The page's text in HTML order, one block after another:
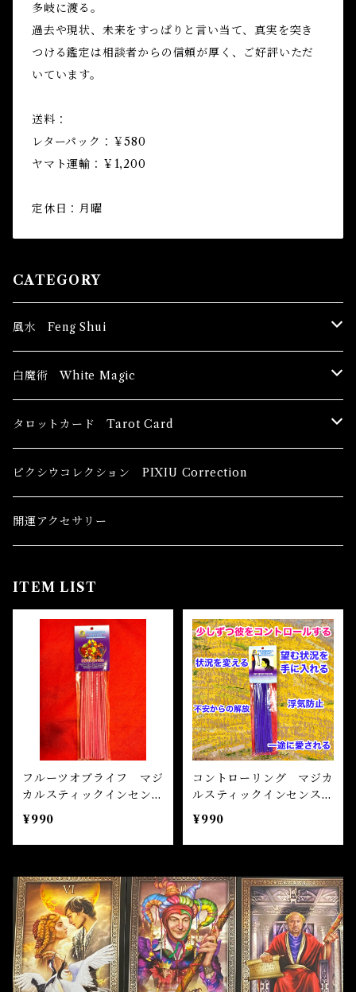
多岐に渡る。
過去や現状、未来をすっぱりと言い当て、真実を突き
つける鑑定は相談者からの信頼が厚く、ご好評いただ
いています。
送料：
レターパック：￥580
ヤマト運輸：￥1,200
定休日：月曜
CATEGORY
風水 Feng Shui
ブッダ Buddha
恋愛運
健康運 Health
金運 Money
キーチェーン
金運 Money
恋愛 Love
干支風水置き物
寅 Tiger
卯 Rabit
辰 Dragon
巳 Snake
午 Horse
ブレスレット Bracelet
仕事 Job
人間関係 Relationship
白魔術 White Magic
香油 Oils
恋愛 Love
金運 Money
自己実現 Self-realization
裁判 Trial
人間関係 Relationships
キャンドル Candles
恋愛 Love
自己実現 Self-Realization
スピリチュアル Spiritual
人間関係 RelationShips
線香 Stick Incense
仕事
恋愛 Love
パウダー Magical Powder
恋愛 Love
金運 Money
人間関係 Relationships
自己実現 Self-Realization
スピリチュアル Spiritual
バス＆フロアウォッシュ Bath&Floor Wash
護身 Self-Defence
恋愛 Love
金運 Money
人間関係 Relationships
バスハーブ Bath Herb
恋愛 love
白魔術キット
アミュレット Amulet
仕事
金運
タロットカード Tarot Card
初心者向け For The Beginners
中級者向け
ピクシウコレクション PIXIU Correction
開運アクセサリー
ITEM LIST
フルーツオブライフ マジ
カルスティックインセン
ス FRUIT OF LIFE Ma
gical Stick Incense
¥990
コントローリング マジカ
ルスティックインセンス
CONTROLLING Magic
al Stick Incense
¥990